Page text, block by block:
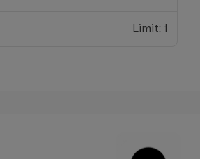
Limit: 1